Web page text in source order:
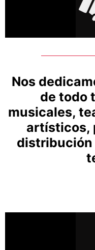
Nos
de todo
musicales,
artísticos,
distribución